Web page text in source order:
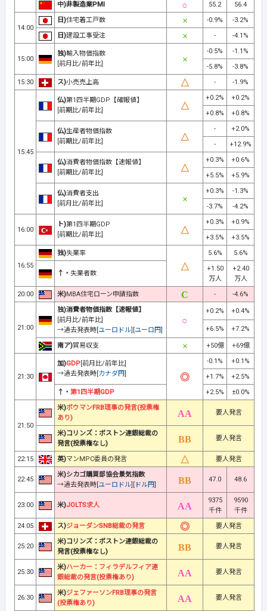
中)非製造業PMI
55.2 56.4
14:00
日)住宅着工戸数 -0.9%
-3.2%
日)建設工事受注 - -4.1%
15:00
独)輸入物価指数
[前月比/前年比]
-0.5%
-1.1%
-5.8%
-3.8%
15:30
ス)小売売上高 - -1.9%
15:45
仏)第1四半期GDP【確報値】
[前期比/前年比]
+0.2%
+0.2%
+0.8%
+0.8%
仏)生産者物価指数
[前期比/前年比]
-
+2.0%
-
+12.9%
仏)消費者物価指数【速報値】
[前期比/前年比]
+0.3%
+0.6%
+5.5%
+5.9%
仏)消費者支出
[前月比/前年比]
+0.3%
-1.3%
-3.7%
-4.2%
16:00
ト)第1四半期GDP
[前期比/前年比]
+0.3%
+0.9%
+3.5%
+3.5%
16:55
独)失業率 5.6% 5.6%
↑・ 失業者数
+1.50
万人
+2.40
万人
20:00
米)MBA住宅ローン申請指数 - -4.6%
21:00
独)消費者物価指数【速報値】
[前月比/前年比]
→過去発表時[ ユーロドル ユーロ円
+0.2% +0.4%
+6.5% +7.2%
南ア)貿易収支 +50億 +69億
21:30
加)GDP [前月比/前年比]
→過去発表時[ カナダ円
-0.1%
+0.1%
+1.7%
+2.5%
↑・ 第1四半期GDP +2.5% ±0.0%
21:50
米)ボウマンFRB理事の発言(投票権
あり)
要人発言
米)コリンズ：ボストン連銀総裁の
発言(投票権なし)
要人発言
22:15 英)マンMPC委員の発言 要人発言
22:45
米)シカゴ購買部協会景気指数
→過去発表時[ ユーロドル ドル円
47.0 48.6
23:00 米)JOLTS求人
9375
千件
9590
千件
24:05
ス)ジョーダンSNB総裁の発言 要人発言
25:20
米)コリンズ：ボストン連銀総裁の
発言(投票権なし)
要人発言
25:30
米)ハーカー：フィラデルフィア連
銀総裁の発言(投票権あり)
要人発言
26:30
米)ジェファーソンFRB理事の発言
(投票権あり)
要人発言